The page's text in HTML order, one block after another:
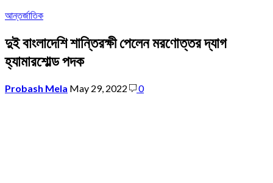
আন্তর্জাতিক
দুই বাংলাদেশি শান্তিরক্ষী পেলেন মরণোত্তর দ্যাগ
হ্যামারশোল্ড পদক
Probash Mela May 29, 2022 0